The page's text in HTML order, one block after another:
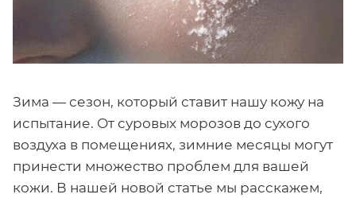
Зима — сезон, который ставит нашу кожу на
испытание. От суровых морозов до сухого
воздуха в помещениях, зимние месяцы могут
принести множество проблем для вашей
кожи. В нашей новой статье мы расскажем,